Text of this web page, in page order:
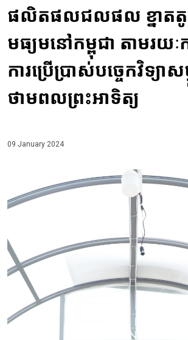
ផលិតផលជលផល ខ្នាត
មធ្យមនៅកម្ពុជា តាមរយៈ
ការប្រើប្រាស់បច្ចេកវិទ្យ
ថាមពលព្រះអាទិត្យ
09 January 2024